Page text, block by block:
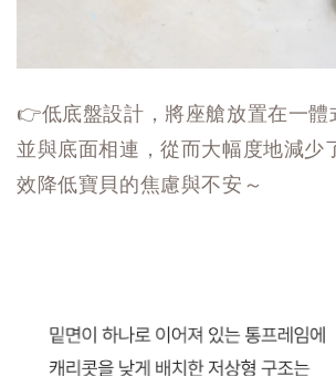
👉低底盤設計，將座艙放置在一體
並與底面相連，從而大幅度地減少
效降低寶貝的焦慮與不安～